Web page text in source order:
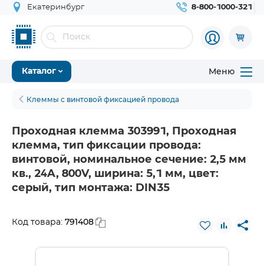
Екатеринбург 8-800-1000-321
Каталог Меню
Клеммы с винтовой фиксацией провода
Проходная клемма 303991, Проходная
клемма, тип фиксации провода:
винтовой, номинальное сечение: 2,5 мм
кв., 24A, 800V, ширина: 5,1 мм, цвет:
серый, тип монтажа: DIN35
Код товара: 791408